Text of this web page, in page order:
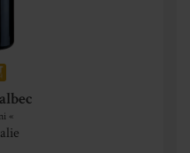
«